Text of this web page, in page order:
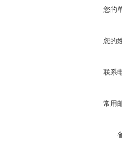
您的
您的
联系
常用